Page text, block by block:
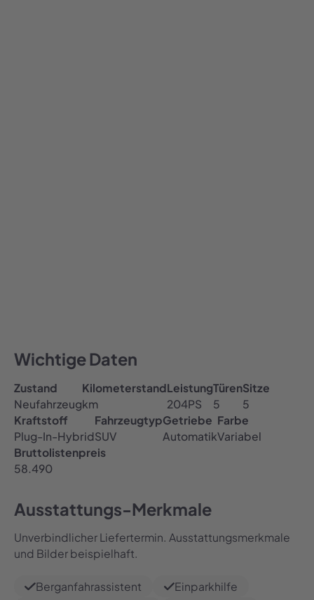
Wichtige Daten
Zustand
Neufahrzeug
Kilometerstand
km
Leistung
204PS
Türen
5
Sitze
5
Kraftstoff
Plug-In-Hybrid
Fahrzeugtyp
SUV
Getriebe
Automatik
Farbe
Variabel
Bruttolistenpreis
58.490
Ausstattungs-Merkmale
Unverbindlicher Liefertermin. Ausstattungsmerkmale
und Bilder beispielhaft.
Berganfahrassistent
Einparkhilfe